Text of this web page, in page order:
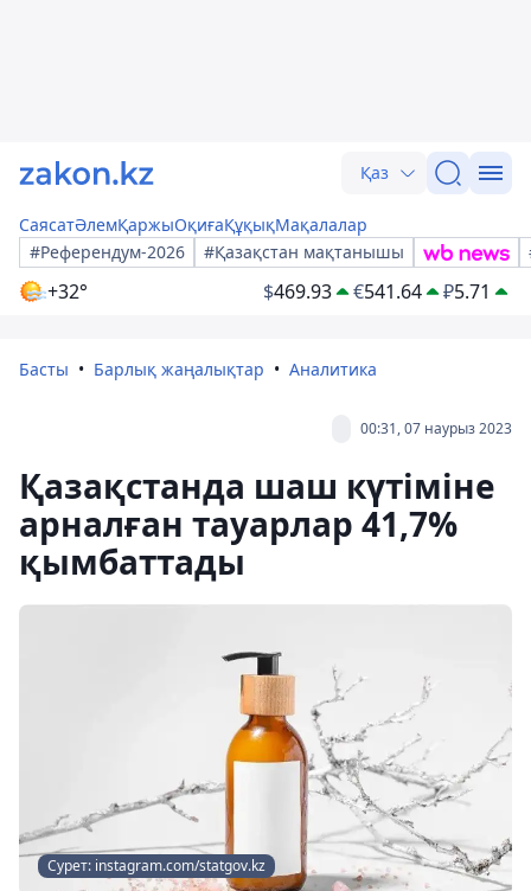
Қаз
СаясатӘлемҚаржыОқиғаҚұқықМақалалар
#Референдум-2026
#Қазақстан мақтанышы
+32° $469.93 €541.64 ₽5.71
Басты Барлық жаңалықтар Аналитика
00:31, 07 наурыз 2023
Қазақстанда шаш күтіміне
арналған тауарлар 41,7%
қымбаттады
Сурет: instagram.com/statgov.kz